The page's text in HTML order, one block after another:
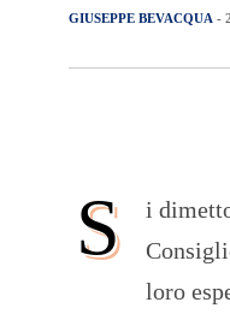
GIUSEPPE BEVACQUA -
S
i
loro